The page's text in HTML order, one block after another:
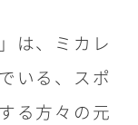
」は、ミカレ
いる、スポ
る方々の元